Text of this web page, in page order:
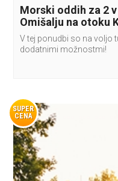
Morski oddih za 2
Omišalju na otoku
V tej ponudbi so na voljo
dodatnimi možnostmi!
SUPER
CENA